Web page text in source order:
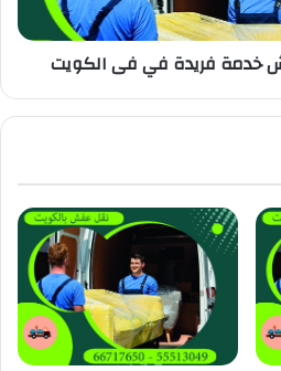
خدمة فريدة في فى الكويت